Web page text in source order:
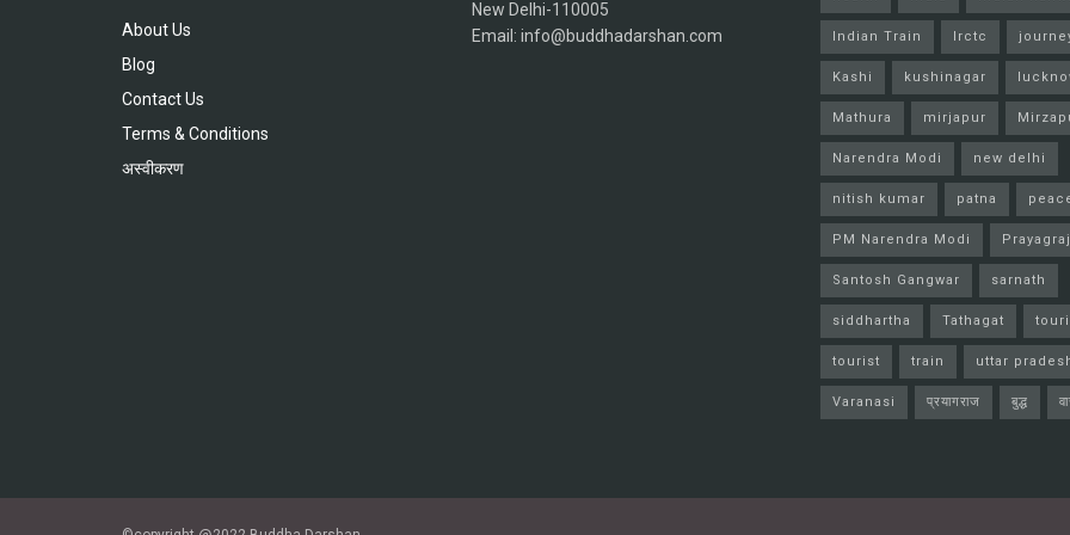
About Us
Blog
Contact Us
Terms & Conditions
अस्वीकरण
New Delhi-110005
Email: info@buddhadarshan.com
Indian Train Irctc
Kashi kushinagar
Mathura mirjapur
Narendra Modi new delhi
nitish kumar patna
PM Narendra Modi Prayagraj
Santosh Gangwar sarnath
siddhartha Tathagat
tourist train uttar
Varanasi प्रयागराज बुद्ध